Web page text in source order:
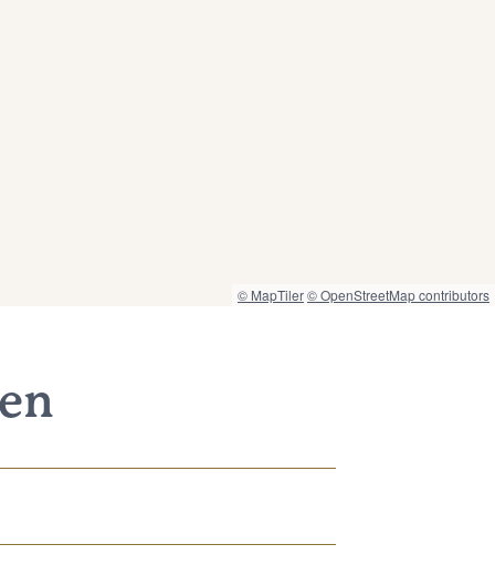
© MapTiler© OpenStreetMap contributors